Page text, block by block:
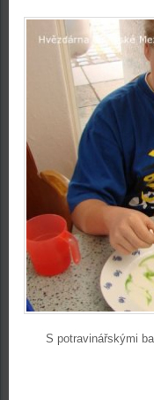
S potravinářskými